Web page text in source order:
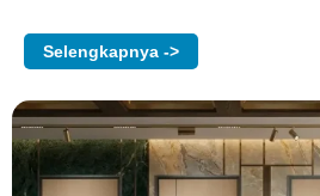
Selengkapnya ->